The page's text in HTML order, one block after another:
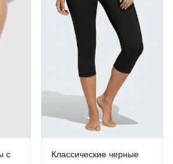
с
Классические черные